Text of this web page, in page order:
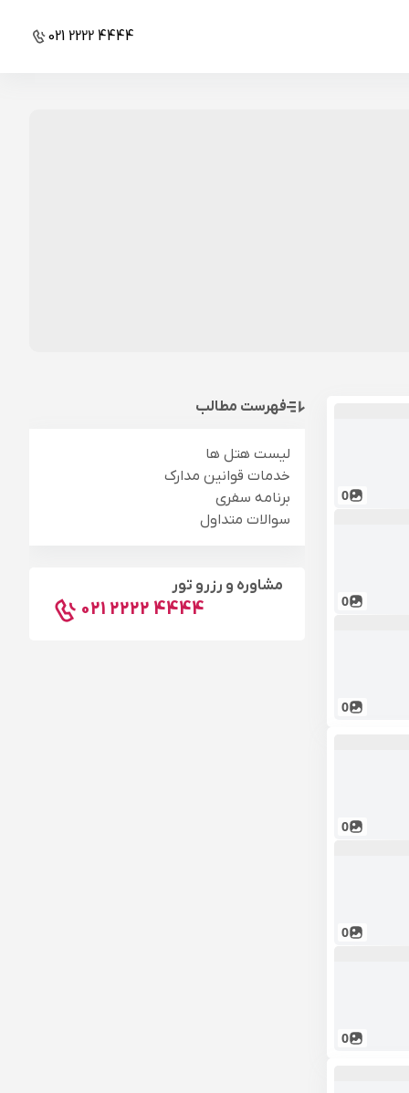
021 2222 4444
0
0
0
0
0
0
فهرست مطالب
لیست هتل ها
خدمات قوانین مدارک
برنامه سفری
سوالات متداول
مشاوره و رزرو تور
021 2222 4444